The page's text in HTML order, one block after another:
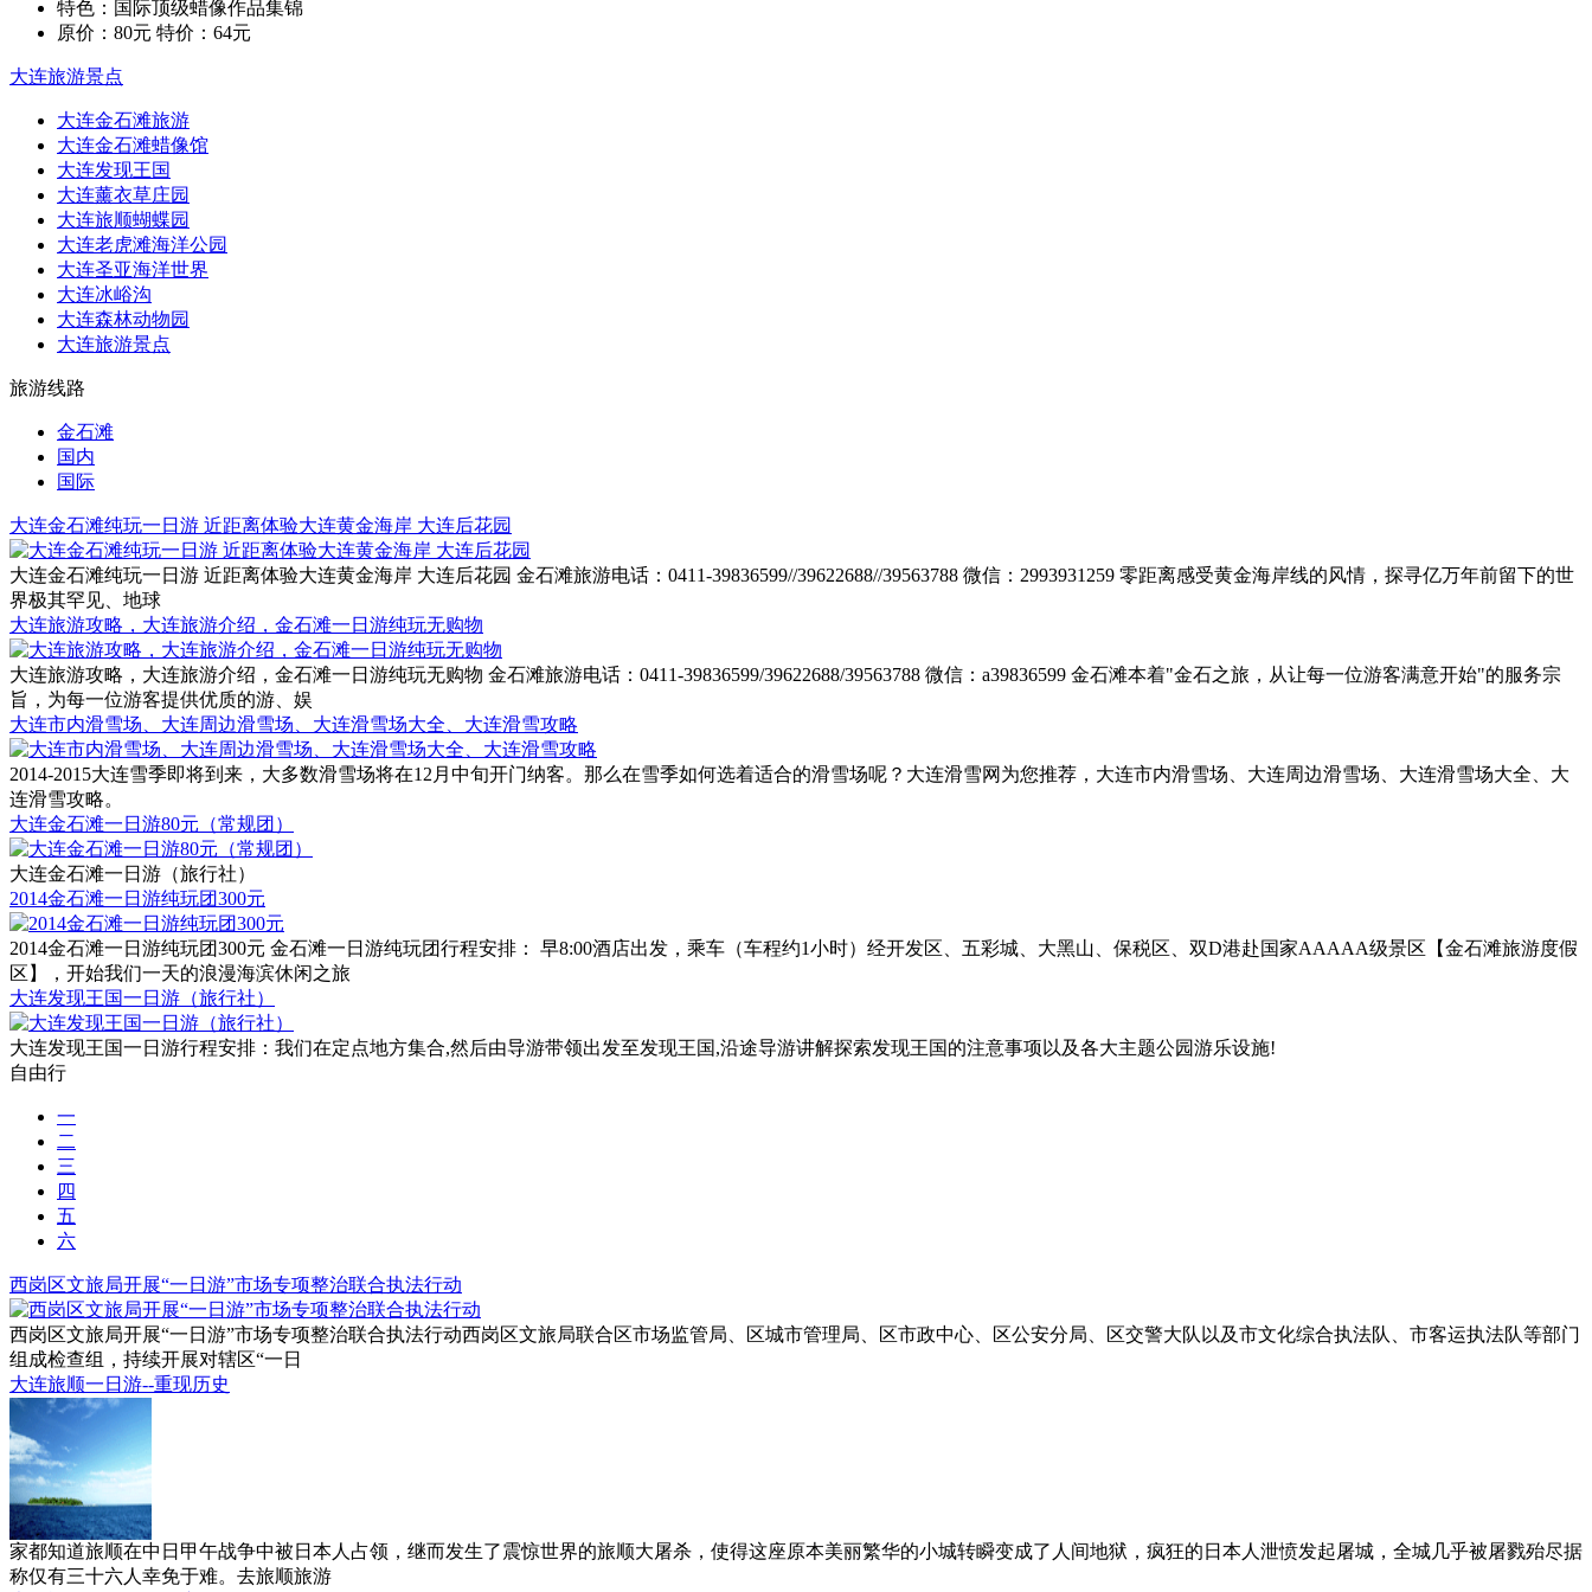
特色：国际顶级蜡像作品集锦
原价：80元 特价：64元
大连旅游景点
大连金石滩旅游
大连金石滩蜡像馆
大连发现王国
大连薰衣草庄园
大连旅顺蝴蝶园
大连老虎滩海洋公园
大连圣亚海洋世界
大连冰峪沟
大连森林动物园
大连旅游景点
旅游线路
金石滩
国内
国际
大连金石滩纯玩一日游 近距离体验大连黄金海岸 大连后花园
大连金石滩纯玩一日游 近距离体验大连黄金海岸 大连后花园 金石滩旅游电话：0411-39836599//39622688//39563788 微信：2993931259 零距离感受黄金海岸线的风情，探寻亿万年前留下的世
界极其罕见、地球
大连旅游攻略，大连旅游介绍，金石滩一日游纯玩无购物
大连旅游攻略，大连旅游介绍，金石滩一日游纯玩无购物 金石滩旅游电话：0411-39836599/39622688/39563788 微信：a39836599 金石滩本着"金石之旅，从让每一位游客满意开始"的服务宗
旨，为每一位游客提供优质的游、娱
大连市内滑雪场、大连周边滑雪场、大连滑雪场大全、大连滑雪攻略
2014-2015大连雪季即将到来，大多数滑雪场将在12月中旬开门纳客。那么在雪季如何选着适合的滑雪场呢？大连滑雪网为您推荐，大连市内滑雪场、大连周边滑雪场、大连滑雪场大全、大
连滑雪攻略。
大连金石滩一日游80元（常规团）
大连金石滩一日游（旅行社）
2014金石滩一日游纯玩团300元
2014金石滩一日游纯玩团300元 金石滩一日游纯玩团行程安排： 早8:00酒店出发，乘车（车程约1小时）经开发区、五彩城、大黑山、保税区、双D港赴国家AAAAA级景区【金石滩旅游度假
区】，开始我们一天的浪漫海滨休闲之旅
大连发现王国一日游（旅行社）
大连发现王国一日游行程安排：我们在定点地方集合,然后由导游带领出发至发现王国,沿途导游讲解探索发现王国的注意事项以及各大主题公园游乐设施!
自由行
一
二
三
四
五
六
西岗区文旅局开展“一日游”市场专项整治联合执法行动
西岗区文旅局开展“一日游”市场专项整治联合执法行动西岗区文旅局联合区市场监管局、区城市管理局、区市政中心、区公安分局、区交警大队以及市文化综合执法队、市客运执法队等部门
组成检查组，持续开展对辖区“一日
大连旅顺一日游--重现历史
家都知道旅顺在中日甲午战争中被日本人占领，继而发生了震惊世界的旅顺大屠杀，使得这座原本美丽繁华的小城转瞬变成了人间地狱，疯狂的日本人泄愤发起屠城，全城几乎被屠戮殆尽据
称仅有三十六人幸免于难。去旅顺旅游